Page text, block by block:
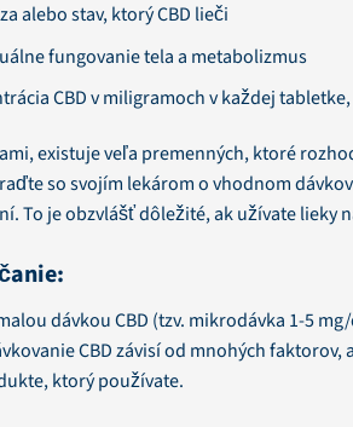
alebo stav, ktorý CBD lieči
fungovanie tela a metabolizmus
CBD v miligramoch v každej
existuje veľa premenných, ktoré
so svojím lekárom o vhodnom
To je obzvlášť dôležité, ak užívate lieky
dávkou CBD (tzv. mikrodávka 1-5
CBD závisí od mnohých
ktorý používate.